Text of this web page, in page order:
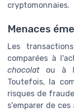
cryptomonnaies.
Menaces
Les
comparées à
chocolatou à
Toutefois, la
risques de
s'emparer de